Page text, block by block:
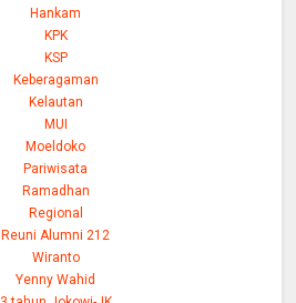
Hankam
KPK
KSP
Keberagaman
Kelautan
MUI
Moeldoko
Pariwisata
Ramadhan
Regional
Reuni Alumni 212
Wiranto
Yenny Wahid